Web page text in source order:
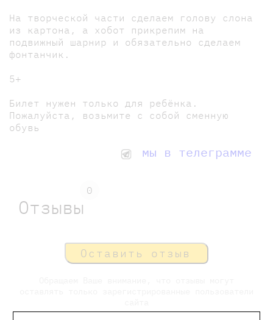
На творческой части сделаем голову слона
из картона, а хобот прикрепим на
подвижный шарнир и обязательно сделаем
фонтанчик.
5+
Билет нужен только для ребёнка.
Пожалуйста, возьмите с собой сменную
обувь
мы в телеграмме
Отзывы
0
Оставить отзыв